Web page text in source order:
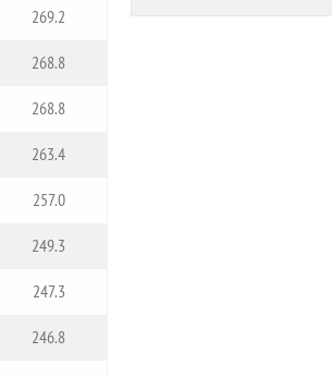
269.2
268.8
268.8
263.4
257.0
249.3
247.3
246.8